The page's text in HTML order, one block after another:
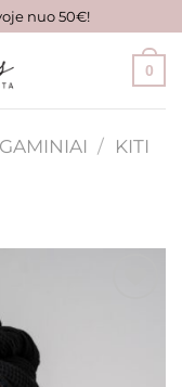
nuo 50€!
0
GAMINIAI / KITI
Mėgstamiausias